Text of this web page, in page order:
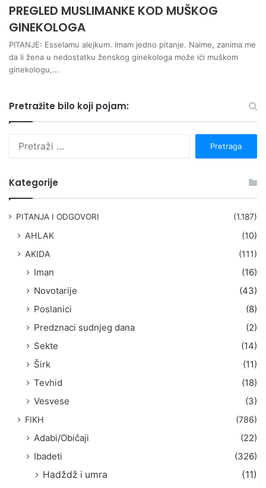
PREGLED MUSLIMANKE KOD MUŠKOG
GINEKOLOGA
PITANJE: Esselamu alejkum. Imam jedno pitanje. Naime, zanima me
da li žena u nedostatku ženskog ginekologa može ići muškom
ginekologu,…
Pretražite bilo koji pojam:
Kategorije
PITANJA I ODGOVORI (1.187)
AHLAK
(10)
AKIDA
(111)
Iman
(16)
Novotarije
(43)
Poslanici
(8)
Predznaci sudnjeg dana
(2)
Sekte
(14)
Širk
(11)
Tevhid
(18)
Vesvese
(3)
FIKH (786)
Adabi/Običaji
(22)
Ibadeti
(326)
Hadždž i umra
(11)